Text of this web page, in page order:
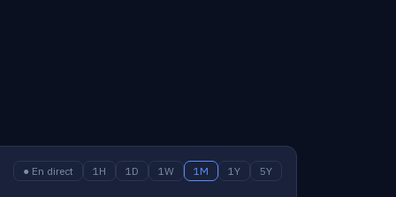
● En direct 1H 1D 1W 1M 1Y 5Y